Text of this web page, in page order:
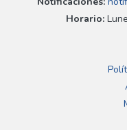
Horario: